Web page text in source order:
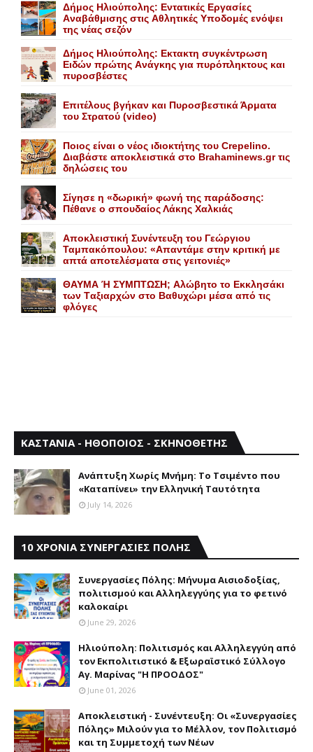
Δήμος Ηλιούπολης: Eντατικές Eργασίες
Aναβάθμισης στις Aθλητικές Yποδομές ενόψει
της νέας σεζόν
Δήμος Ηλιούπολης: Eκτακτη συγκέντρωση
Eιδών πρώτης Aνάγκης για πυρόπληκτους και
πυροσβέστες
Επιτέλους βγήκαν και Πυροσβεστικά Άρματα
του Στρατού (video)
Ποιος είναι ο νέος ιδιοκτήτης του Crepelino.
Διαβάστε αποκλειστικά στο Brahaminews.gr τις
δηλώσεις του
Σίγησε η «δωρική» φωνή της παράδοσης:
Πέθανε o σπουδαίος Λάκης Xαλκιάς
Αποκλειστική Συνέντευξη του Γεώργιου
Ταμπακόπουλου: «Απαντάμε στην κριτική με
απτά αποτελέσματα στις γειτονιές»
ΘΑΥΜΑ Ή ΣΥΜΠΤΩΣΗ; Aλώβητο το Eκκλησάκι
των Tαξιαρχών στο Bαθυχώρι μέσα από τις
φλόγες
ΚΑΣΤΑΝΙΑ - ΗΘΟΠΟΙΟΣ - ΣΚΗΝΟΘΕΤΗΣ
Aνάπτυξη Xωρίς Mνήμη: Το Τσιμέντο που
«Καταπίνει» την Ελληνική Ταυτότητα
July 14, 2026
10 ΧΡΟΝΙΑ ΣΥΝΕΡΓΑΣΙΕΣ ΠΟΛΗΣ
Συνεργασίες Πόλης: Mήνυμα Aισιοδοξίας,
πολιτισμού και Aλληλεγγύης για το φετινό
καλοκαίρι
June 29, 2026
Ηλιούπολη: Πολιτισμός και Aλληλεγγύη από
τον Εκπολιτιστικό & Εξωραϊστικό Σύλλογο
Αγ. Μαρίνας "Η ΠΡΟΟΔΟΣ"
June 01, 2026
Αποκλειστική - Συνέντευξη: Οι «Συνεργασίες
Πόλης» Μιλούν για το Μέλλον, τον Πολιτισμό
και τη Συμμετοχή των Νέων